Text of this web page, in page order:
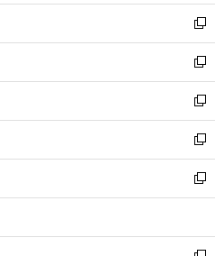
開
く
ウ
で
開
く
ン
ド
ウ
で
開
く
ウ
ィ
ン
ド
ウ
で
開
く
し
い
ウ
ィ
ン
ド
ウ
で
開
く
新
し
い
ウ
ィ
ン
ド
ウ
で
開
新
し
い
ウ
ィ
ン
ド
ウ
開
新
し
い
ウ
ィ
ン
ウ
新
し
い
ウ
ン
新
し
ウ